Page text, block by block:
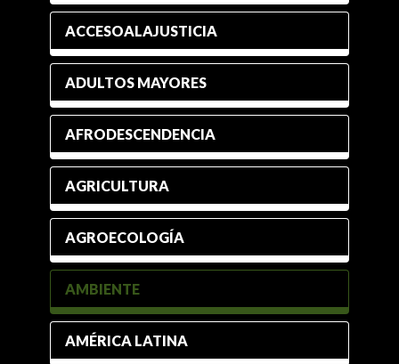
ACCESOALAJUSTICIA
ADULTOS MAYORES
AFRODESCENDENCIA
AGRICULTURA
AGROECOLOGÍA
AMBIENTE
AMÉRICA LATINA